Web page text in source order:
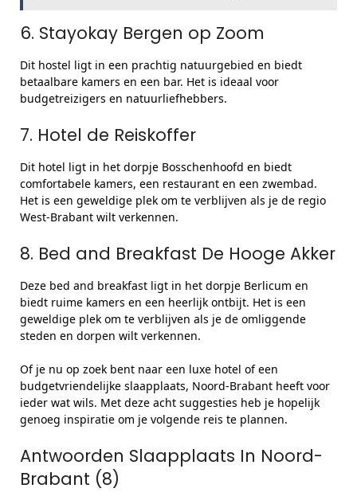
6. Stayokay Bergen op Zoom
Dit hostel ligt in een prachtig natuurgebied en biedt
betaalbare kamers en een bar. Het is ideaal voor
budgetreizigers en natuurliefhebbers.
7. Hotel de Reiskoffer
Dit hotel ligt in het dorpje Bosschenhoofd en biedt
comfortabele kamers, een restaurant en een zwembad.
Het is een geweldige plek om te verblijven als je de regio
West-Brabant wilt verkennen.
8. Bed and Breakfast De Hooge Akker
Deze bed and breakfast ligt in het dorpje Berlicum en
biedt ruime kamers en een heerlijk ontbijt. Het is een
geweldige plek om te verblijven als je de omliggende
steden en dorpen wilt verkennen.
Of je nu op zoek bent naar een luxe hotel of een
budgetvriendelijke slaapplaats, Noord-Brabant heeft voor
ieder wat wils. Met deze acht suggesties heb je hopelijk
genoeg inspiratie om je volgende reis te plannen.
Antwoorden Slaapplaats In Noord-
Brabant (8)